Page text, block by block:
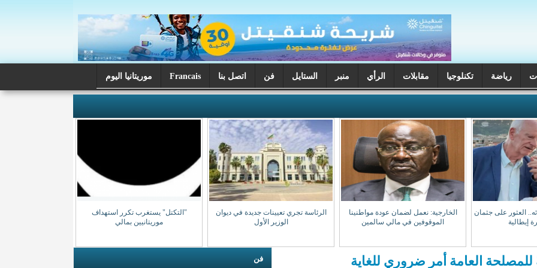
رياضة تكنلوجيا مقابلات الرأي منبر الستايل فن اتصل بنا Francais موريتانيا اليوم
العثور على جثمان
إيطالية
الخارجية: نعمل لضمان عودة مواطنينا
الموقوفين في مالي سالمين
الرئاسة تجري تعيينات جديدة في ديوان
الوزير الأول
"التكتل" يستغرب تكرر استهداف
موريتانيين بمالي
فن العامة أمر ضروري للغاية